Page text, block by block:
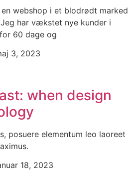
webshop i et blodrødt marked
har vækstet nye kunder i
60 dage og
3, 2023
when design
posuere elementum leo laoreet
18, 2023